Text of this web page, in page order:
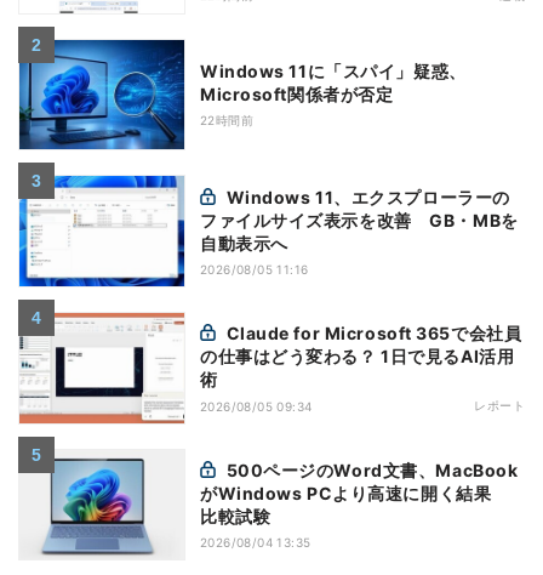
Windows 11に「スパイ」疑惑、
Microsoft関係者が否定
22時間前
ファイルサイズ表示を改善 GB・MBを
自動表示へ
2026/08/05 11:16
の仕事はどう変わる？ 1日で見るAI活用
術
2026/08/05 09:34 レポート
がWindows PCより高速に開く結果
比較試験
2026/08/04 13:35